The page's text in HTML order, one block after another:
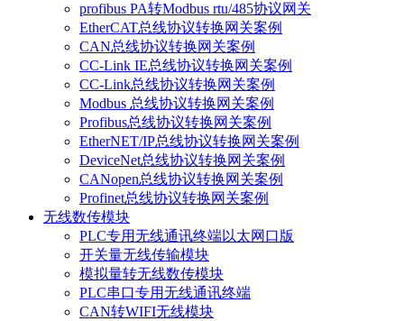
profibus PA转Modbus rtu/485协议网关
EtherCAT总线协议转换网关案例
CAN总线协议转换网关案例
CC-Link IE总线协议转换网关案例
CC-Link总线协议转换网关案例
Modbus 总线协议转换网关案例
Profibus总线协议转换网关案例
EtherNET/IP总线协议转换网关案例
DeviceNet总线协议转换网关案例
CANopen总线协议转换网关案例
Profinet总线协议转换网关案例
无线数传模块
PLC专用无线通讯终端以太网口版
开关量无线传输模块
模拟量转无线数传模块
PLC串口专用无线通讯终端
CAN转WIFI无线模块